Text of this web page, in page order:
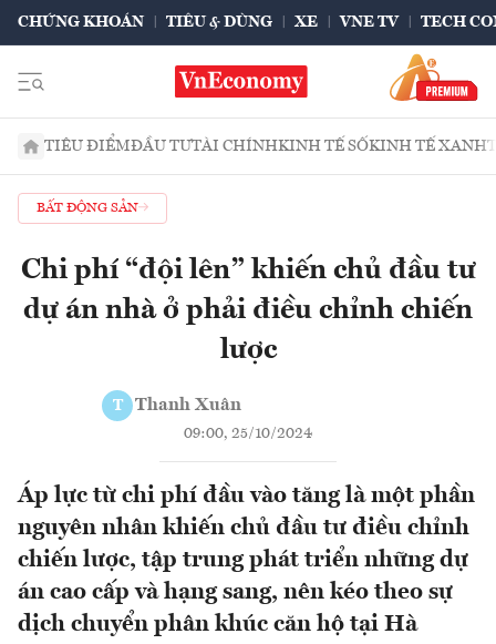
CHỨNG KHOÁN TIÊU & DÙNG XE VNE TV TECH
TIÊU ĐIỂMĐẦU TƯTÀI CHÍNHKINH TẾ SỐKINH TẾ XANH
BẤT ĐỘNG SẢN
Chi phí “đội lên” khiến chủ đầu tư
dự án nhà ở phải điều chỉnh chiến
lược
T Thanh Xuân
09:00, 25/10/2024
Áp lực từ chi phí đầu vào tăng là một phần
nguyên nhân khiến chủ đầu tư điều chỉnh
chiến lược, tập trung phát triển những dự
án cao cấp và hạng sang, nên kéo theo sự
dịch chuyển phân khúc căn hộ tại Hà